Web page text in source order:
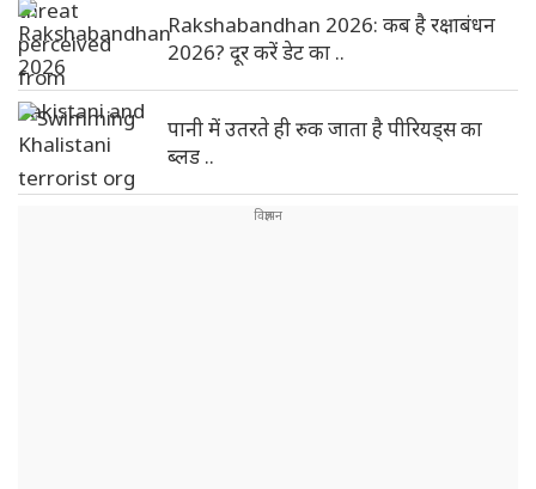
Rakshabandhan 2026: कब है रक्षाबंधन
2026? दूर करें डेट का ..
पानी में उतरते ही रुक जाता है पीरियड्स का
ब्लड ..